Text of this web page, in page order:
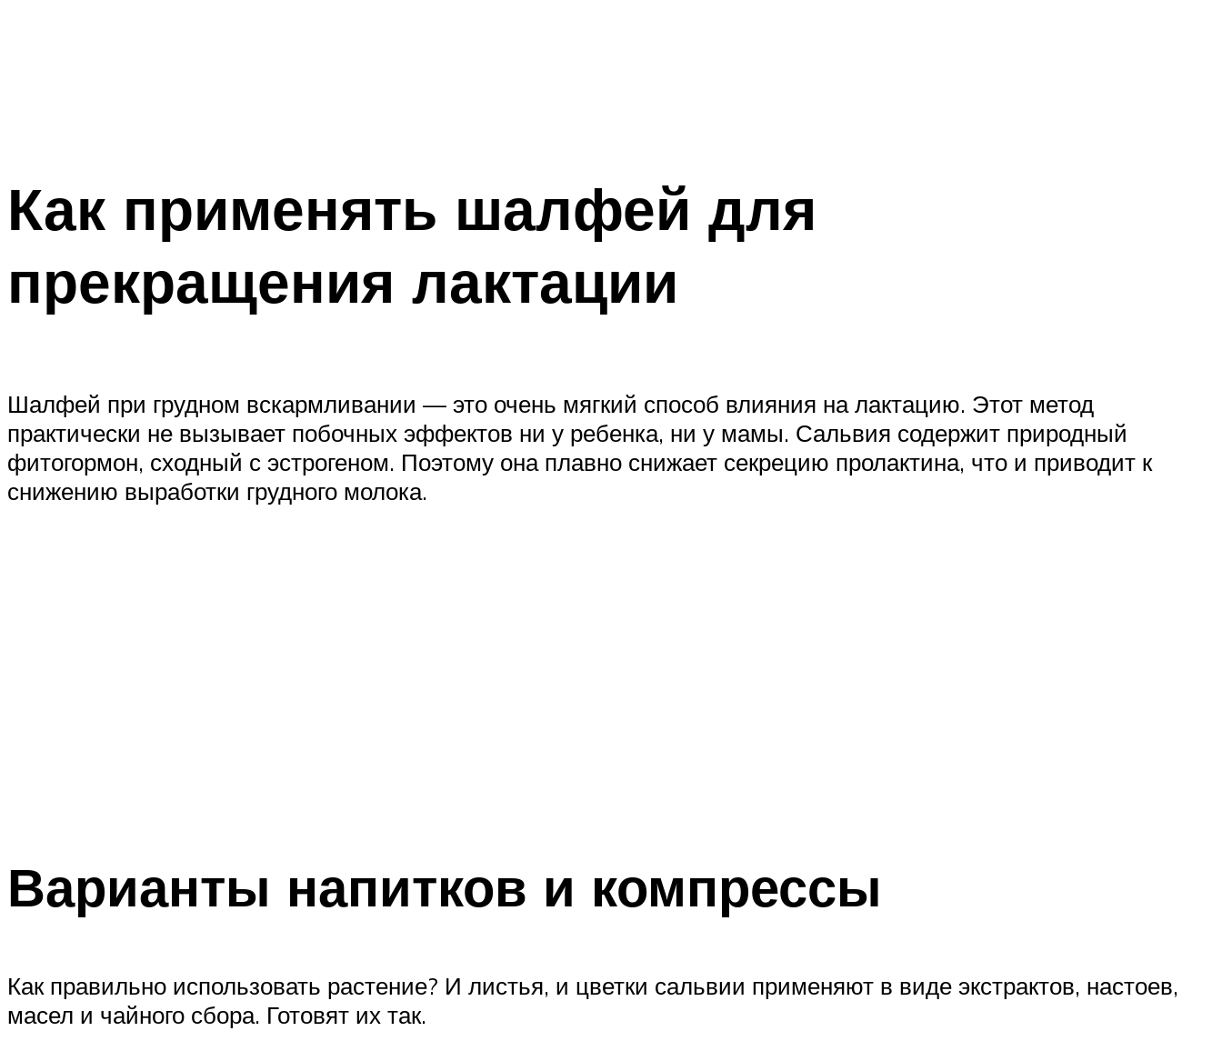
Как применять шалфей для
прекращения лактации
Шалфей при грудном вскармливании — это очень мягкий способ влияния на лактацию. Этот метод
практически не вызывает побочных эффектов ни у ребенка, ни у мамы. Сальвия содержит природный
фитогормон, сходный с эстрогеном. Поэтому она плавно снижает секрецию пролактина, что и приводит к
снижению выработки грудного молока.
Варианты напитков и компрессы
Как правильно использовать растение? И листья, и цветки сальвии применяют в виде экстрактов, настоев,
масел и чайного сбора. Готовят их так.